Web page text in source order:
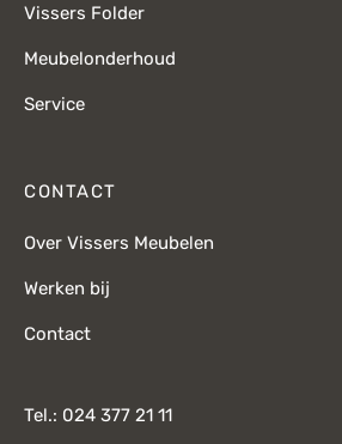
Vissers Folder
Meubelonderhoud
Service
CONTACT
Over Vissers Meubelen
Werken bij
Contact
Tel.: 024 377 21 11